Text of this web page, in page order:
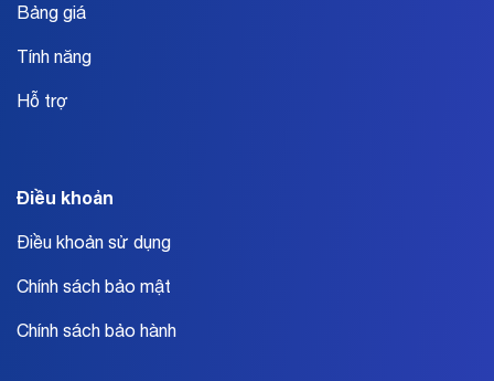
Bảng giá
Tính năng
Hỗ trợ
Điều khoản
Điều khoản sử dụng
Chính sách bảo mật
Chính sách bảo hành